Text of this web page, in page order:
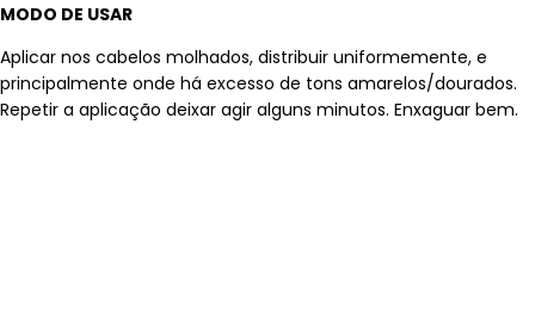
MODO DE USAR
Aplicar nos cabelos molhados, distribuir uniformemente, e
principalmente onde há excesso de tons amarelos/dourados.
Repetir a aplicação deixar agir alguns minutos. Enxaguar bem.